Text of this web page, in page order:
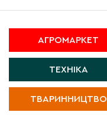
АГРОМАРКЕТ
ТЕХНІКА
ТВАРИННИЦТВО